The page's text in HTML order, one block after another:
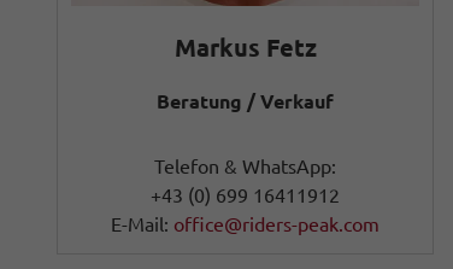
Markus Fetz
Beratung / Verkauf
Telefon & WhatsApp:
+43 (0) 699 16411912
E-Mail: office@riders-peak.com